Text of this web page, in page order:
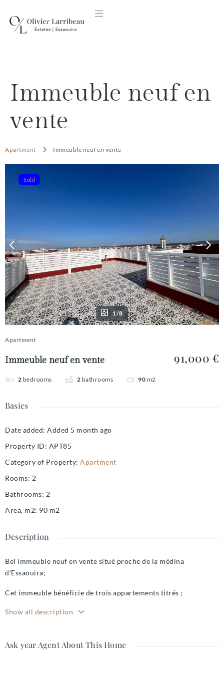
Immeuble neuf en
vente
Apartment Immeuble neuf en vente
Sold
1/8
Apartment
Immeuble neuf en vente
2 bedrooms 2 bathrooms 90 m2
91,000 €
Basics
Date added: Added 5 month ago
Property ID: APT85
Category of Property: Apartment
Rooms: 2
Bathrooms: 2
Area, m2: 90 m2
Description
Bel immeuble neuf en vente situé proche de la médina
d’Essaouira;
Cet immeuble bénéficie de trois appartements titrés ;
deux belles chambres et deux salles de bain et deux toilettes; Un
2 em étage le même appartement plus lumineux . 90 M2 avec
Show all description
Ask year Agent About This Home